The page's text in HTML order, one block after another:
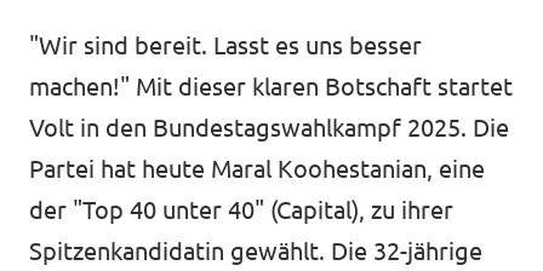
Neuigkeiten
Unsere Events
"Wir sind bereit. Lasst es uns besser
machen!" Mit dieser klaren Botschaft startet
Volt in den Bundestagswahlkampf 2025. Die
Partei hat heute Maral Koohestanian, eine
der "Top 40 unter 40" (Capital), zu ihrer
Spitzenkandidatin gewählt. Die 32-jährige